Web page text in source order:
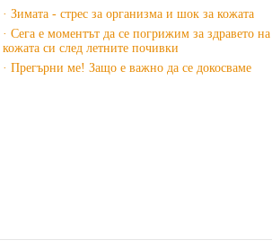
· Зимата - стрес за организма и шок за кожата
· Сега е моментът да се погрижим за здравето на
кожата си след летните почивки
· Прегърни ме! Защо е важно да се докосваме